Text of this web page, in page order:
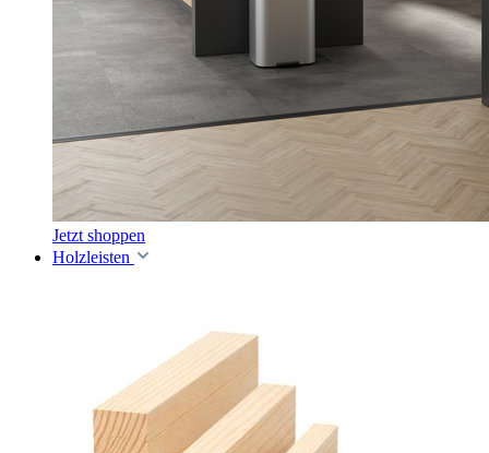
Jetzt shoppen
Holzleisten